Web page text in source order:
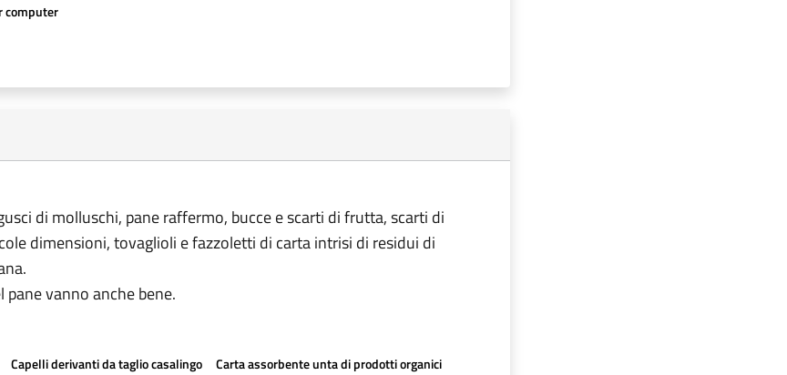
computer
di molluschi, pane raffermo, bucce e scarti di frutta, scarti di
dimensioni, tovaglioli e fazzoletti di carta intrisi di residui di
vanno anche bene.
Capelli derivanti da taglio casalingo
Carta assorbente unta di prodotti organici